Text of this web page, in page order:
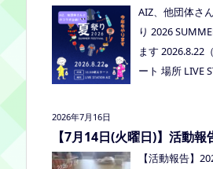
しゃべりしま
者、うえまつフ
お子さま(10組
AIZ、他団体さ
り 2026
ます 2026.8.22
ート 場所 LIVE
2026年7月16日
【7月14日(火曜日)】活動報
座談会に参加しました
【活動報告】